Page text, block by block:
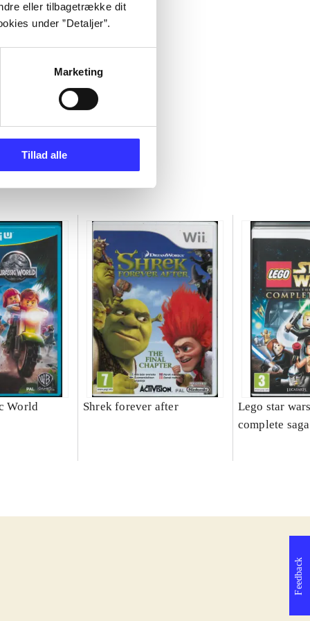
eller tilbagetrække dit
under ”Detaljer”.
Marketing
Tillad alle
World Shrek forever after
Lego star
complete saga
Feedback